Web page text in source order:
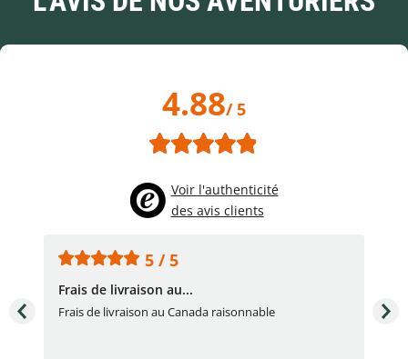
4.88/ 5
Voir l'authenticité
des avis clients
5 / 5
Frais de livraison au...
Frais de livraison au Canada raisonnable